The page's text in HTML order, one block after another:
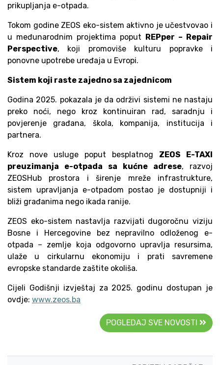
prikupljanja e-otpada.
Tokom godine ZEOS eko-sistem aktivno je učestvovao i
u međunarodnim projektima poput REPper – Repair
Perspective, koji promoviše kulturu popravke i
ponovne upotrebe uređaja u Evropi.
Sistem koji raste zajedno sa zajednicom
Godina 2025. pokazala je da održivi sistemi ne nastaju
preko noći, nego kroz kontinuiran rad, saradnju i
povjerenje građana, škola, kompanija, institucija i
partnera.
Kroz nove usluge poput besplatnog ZEOS E-TAXI
preuzimanja e-otpada sa kućne adrese, razvoj
ZEOSHub prostora i širenje mreže infrastrukture,
sistem upravljanja e-otpadom postao je dostupniji i
bliži građanima nego ikada ranije.
ZEOS eko-sistem nastavlja razvijati dugoročnu viziju
Bosne i Hercegovine bez nepravilno odloženog e-
otpada – zemlje koja odgovorno upravlja resursima,
ulaže u cirkularnu ekonomiju i prati savremene
evropske standarde zaštite okoliša.
Cijeli Godišnji izvještaj za 2025. godinu dostupan je
ovdje: www.zeos.ba
POGLEDAJ SVE NOVOSTI